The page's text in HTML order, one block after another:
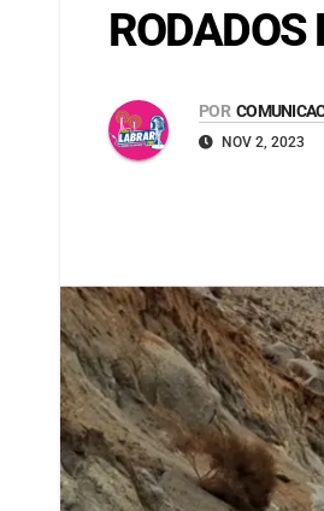
RODADOS
POR
NOV 2, 2023